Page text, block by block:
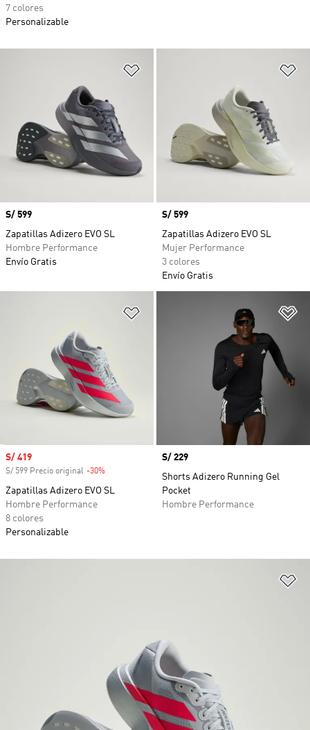
Precio
S/ 599
Zapatillas Adizero EVO SL
Hombre Performance
Envío Gratis
Precio
S/ 599
Zapatillas Adizero EVO SL
Mujer Performance
3 colores
Envío Gratis
Añadir a la lista de deseos
Precio de venta
S/ 419
S/ 599 Precio original -30%
Zapatillas Adizero EVO SL
Hombre Performance
8 colores
Personalizable
Precio
S/ 229
Shorts Adizero Running Gel
Pocket
Hombre Performance
7 colores
Personalizable